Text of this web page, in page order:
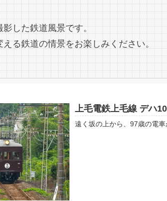
した鉄道風景です。
る鉄道の情景をお楽しみください。
上毛電鉄上毛線 デハ
遠く坂の上から、97歳の電車